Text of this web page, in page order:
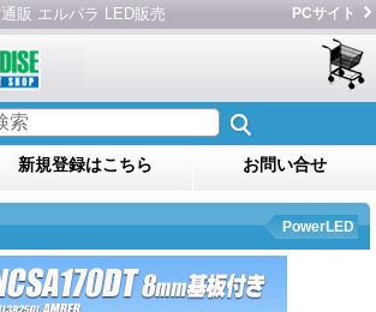
販 エルパラ LED販売 PCサイト
新規登録はこちら お問い合せ
PowerLED